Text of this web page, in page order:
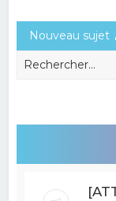
Nouveau sujet